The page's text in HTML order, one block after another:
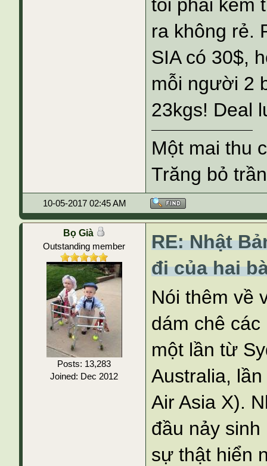
tôi phải kèm
ra không rẻ.
SIA có 30$,
mỗi người 2
23kgs! Deal
Một mai thu
Trăng bỏ
10-05-2017 02:45 AM
Bọ Già
Outstanding member
Posts: 13,283
Joined: Dec 2012
RE: Nhật
đi của hai
Nói thêm về
dám chê
một lần từ
Australia,
Air Asia X).
đầu nảy
sự thật hiển